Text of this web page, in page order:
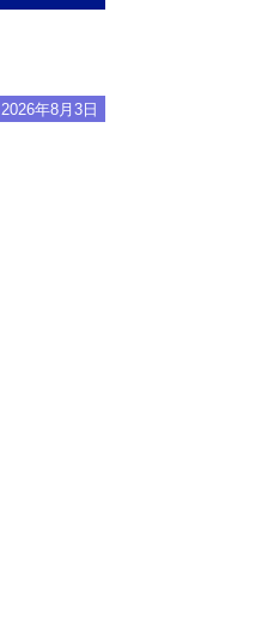
2026年8月3日